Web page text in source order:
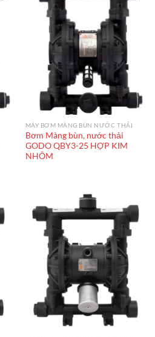
MÁY BƠM MÀNG BÙN NƯỚC THẢI
Bơm Màng bùn, nước thải
GODO QBY3-25 HỢP KIM
NHÔM